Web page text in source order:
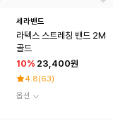
세라밴드
라텍스 스트레칭 밴드 2M
골드
10% 23,400원
4.8(63)
옵션